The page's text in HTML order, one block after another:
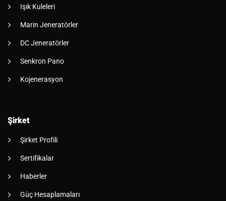
Işık Kuleleri
Marin Jeneratörler
DC Jeneratörler
Senkron Pano
Kojenerasyon
Şirket
Şirket Profili
Sertifikalar
Haberler
Güç Hesaplamaları